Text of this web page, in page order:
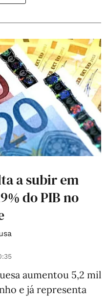
a subir em
do PIB no
aumentou 5,2 mil
e já representa